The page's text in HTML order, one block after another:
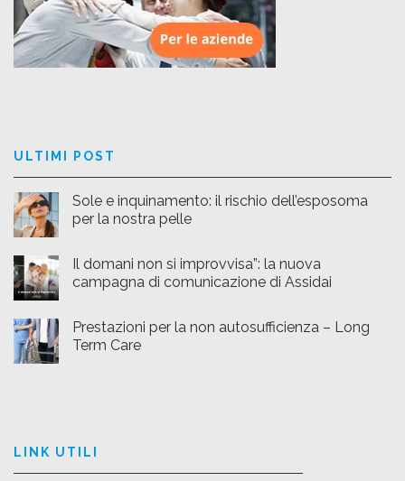
ULTIMI POST
Sole e inquinamento: il rischio dell’esposoma
per la nostra pelle
Il domani non si improvvisa”: la nuova
campagna di comunicazione di Assidai
Prestazioni per la non autosufficienza – Long
Term Care
LINK UTILI